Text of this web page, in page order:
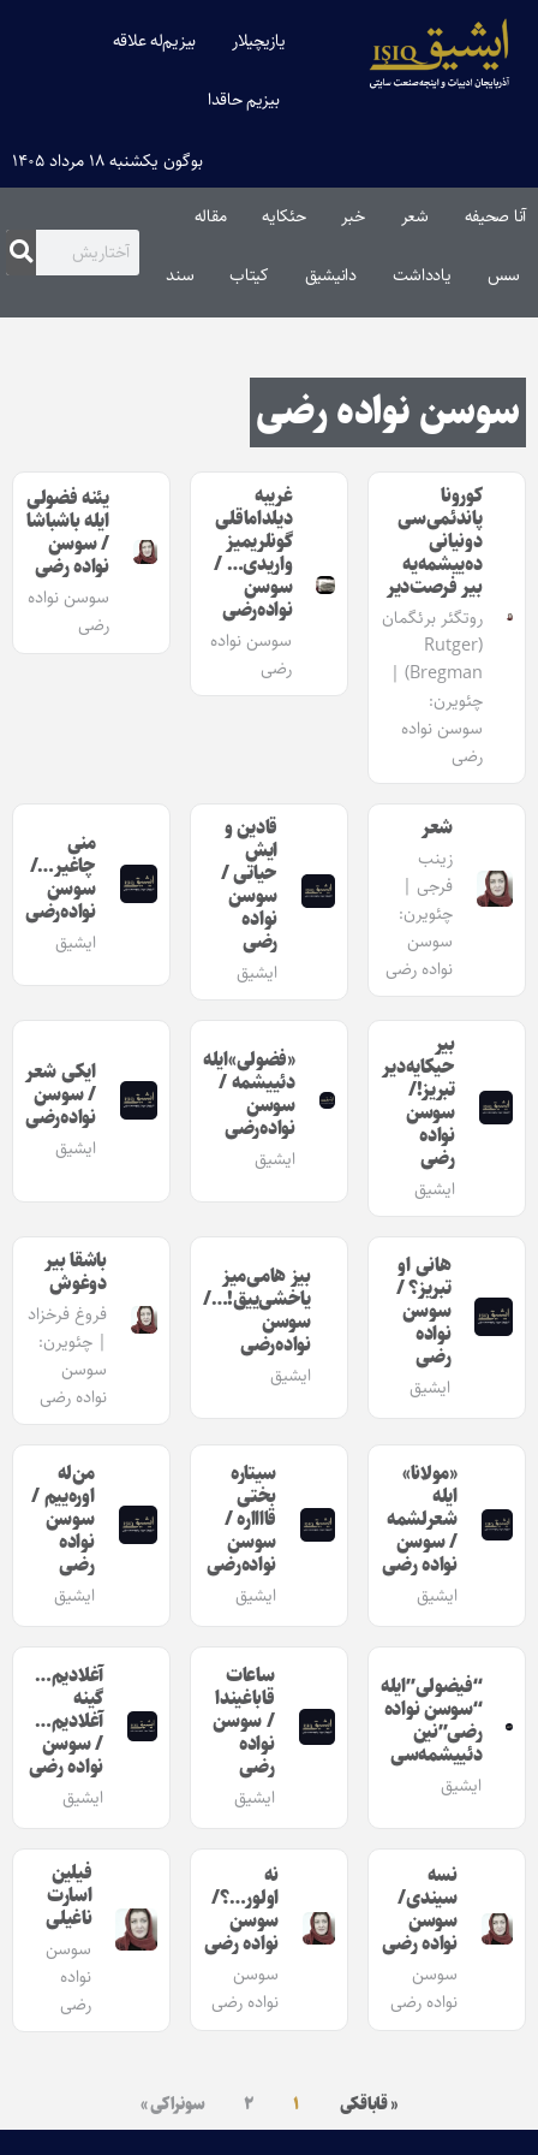
یازیچیلار بیزیم‌له علاقه
بیزیم حاقدا
بوگون یکشنبه ۱۸ مرداد ۱۴۰۵
آنا صحیفه شعر خبر حئکایه مقاله‌
سس یادداشت دانیشیق کیتاب سند
سوسن نواده رضی
کورونا
پاندئمی‌‌سی
دونیانی
ده‌ییشمه‌یه
بیر فرصت‌دیر
روتگئر برئگمان
(Rutger
Bregman) |
چئویرن:
سوسن نواده
رضی
غریبه
دیلداماقلی
گونلریمیز
واریدی… /
سوسن
نواده‌رضی
سوسن نواده
رضی
یئنه فضولی
ایله باشباشا
/ سوسن
نواده رضی
سوسن نواده
رضی
شعر
زینب
فرجی |
چئویرن:
سوسن
نواده رضی
قادین و
ایش
حیاتی /
سوسن
نواده
رضی
ایشیق
منی
چاغیر…/
سوسن
نواده‌رضی
ایشیق
بیر
حیکایه‌دیر
تبریز!/
سوسن
نواده
رضی
ایشیق
«فضولی»ایله
دئییشمه /
سوسن
نواده‌رضی
ایشیق
ایکی شعر
/ سوسن
نواده‌رضی
ایشیق
هانی او
تبریز؟ /
سوسن
نواده
رضی
ایشیق
بیز هامی‌میز
یاخشی‌ییق!…/
سوسن
نواده‌رضی
ایشیق
باشقا بیر
دوغوش
فروغ فرخزاد
| چئویرن:
سوسن
نواده رضی
«مولانا»
ایله
شعرلشمه
/ سوسن
نواده رضی
ایشیق
سیتاره
بختی
قااااره /
سوسن
نواده‌رضی
ایشیق
من‌له
اوره‌ییم /
سوسن
نواده
رضی
ایشیق
“فیضولی”‌ایله
“سوسن نواده
رضی”‌نین
دئییشمه‌سی
ایشیق
ساعات
قاباغیندا
/ سوسن
نواده
رضی
ایشیق
آغلادیم…
گینه
آغلادیم…
/ سوسن
نواده رضی
ایشیق
نسه
سیندی/
سوسن
نواده رضی
سوسن
نواده رضی
نه
اولور…؟/
سوسن
نواده رضی
سوسن
نواده رضی
فیلین
اسارت
ناغیلی
سوسن
نواده
رضی
« قاباقکی ۱ ۲ سونراکی »